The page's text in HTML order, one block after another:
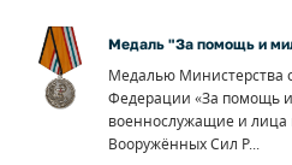
Медаль "За помощь и
Медалью Министерства
Федерации «За помощь
военнослужащие и лица
Вооружённых Сил Р...